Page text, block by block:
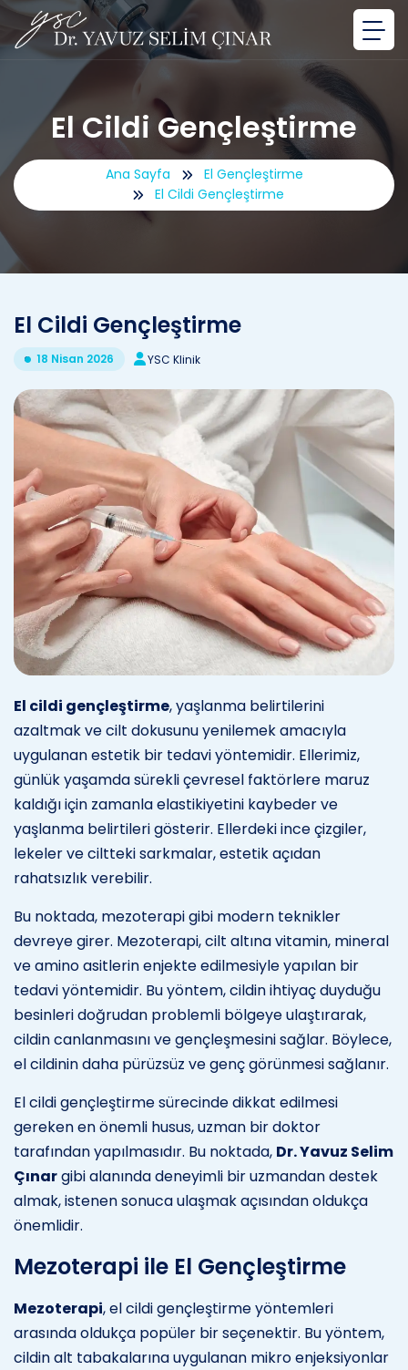
El Cildi Gençleştirme
Ana Sayfa
El Gençleştirme
El Cildi Gençleştirme
El Cildi Gençleştirme
18 Nisan 2026 YSC Klinik
El cildi gençleştirme, yaşlanma belirtilerini
azaltmak ve cilt dokusunu yenilemek amacıyla
uygulanan estetik bir tedavi yöntemidir. Ellerimiz,
günlük yaşamda sürekli çevresel faktörlere maruz
kaldığı için zamanla elastikiyetini kaybeder ve
yaşlanma belirtileri gösterir. Ellerdeki ince çizgiler,
lekeler ve ciltteki sarkmalar, estetik açıdan
rahatsızlık verebilir.
Bu noktada, mezoterapi gibi modern teknikler
devreye girer. Mezoterapi, cilt altına vitamin, mineral
ve amino asitlerin enjekte edilmesiyle yapılan bir
tedavi yöntemidir. Bu yöntem, cildin ihtiyaç duyduğu
besinleri doğrudan problemli bölgeye ulaştırarak,
cildin canlanmasını ve gençleşmesini sağlar. Böylece,
el cildinin daha pürüzsüz ve genç görünmesi sağlanır.
El cildi gençleştirme sürecinde dikkat edilmesi
gereken en önemli husus, uzman bir doktor
tarafından yapılmasıdır. Bu noktada, Dr. Yavuz Selim
Çınargibi alanında deneyimli bir uzmandan destek
almak, istenen sonuca ulaşmak açısından oldukça
önemlidir.
Mezoterapi ile El Gençleştirme
Mezoterapi, el cildi gençleştirme yöntemleri
arasında oldukça popüler bir seçenektir. Bu yöntem,
cildin alt tabakalarına uygulanan mikro enjeksiyonlar